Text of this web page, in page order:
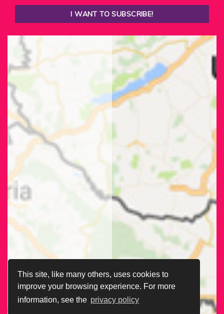
This site, like many others, uses cookies to
improve your browsing experience. For more
information, see the privacy policy